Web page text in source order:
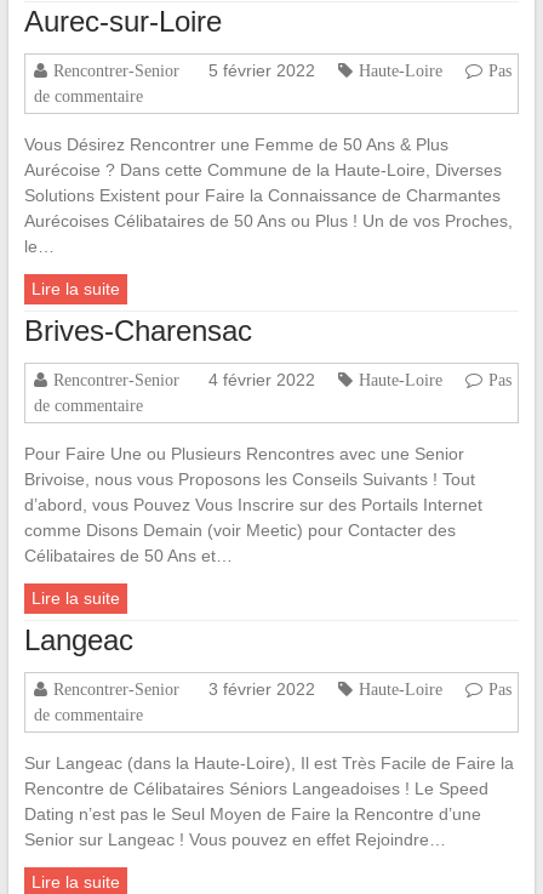
Aurec-sur-Loire
Rencontrer-Senior 5 février 2022 Haute-Loire
Pas
de commentaire
Vous Désirez Rencontrer une Femme de 50 Ans & Plus
Aurécoise ? Dans cette Commune de la Haute-Loire, Diverses
Solutions Existent pour Faire la Connaissance de Charmantes
Aurécoises Célibataires de 50 Ans ou Plus ! Un de vos Proches,
le…
Lire la suite
Brives-Charensac
Rencontrer-Senior 4 février 2022 Haute-Loire
Pas
de commentaire
Pour Faire Une ou Plusieurs Rencontres avec une Senior
Brivoise, nous vous Proposons les Conseils Suivants ! Tout
d’abord, vous Pouvez Vous Inscrire sur des Portails Internet
comme Disons Demain (voir Meetic) pour Contacter des
Célibataires de 50 Ans et…
Lire la suite
Langeac
Rencontrer-Senior 3 février 2022 Haute-Loire
Pas
de commentaire
Sur Langeac (dans la Haute-Loire), Il est Très Facile de Faire la
Rencontre de Célibataires Séniors Langeadoises ! Le Speed
Dating n’est pas le Seul Moyen de Faire la Rencontre d’une
Senior sur Langeac ! Vous pouvez en effet Rejoindre…
Lire la suite